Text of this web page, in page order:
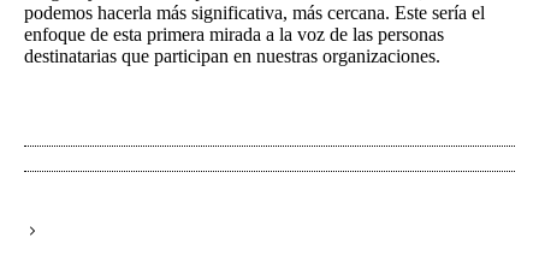
podemos hacerla más significativa, más cercana. Este sería el
enfoque de esta primera mirada a la voz de las personas
destinatarias que participan en nuestras organizaciones.